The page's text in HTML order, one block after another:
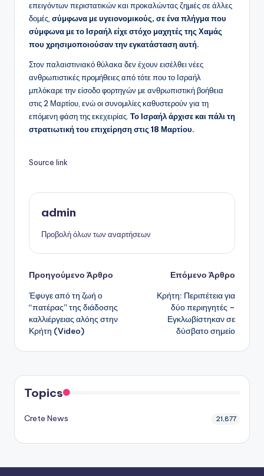
επειγόντων περιστατικών και προκαλώντας ζημιές σε άλλες
δομές, σύμφωνα με υγειονομικούς, σε ένα πλήγμα που
σύμφωνα με το Ισραήλ είχε στόχο μαχητές της Χαμάς
που χρησιμοποιούσαν την εγκατάσταση αυτή.
Στον παλαιστινιακό θύλακα δεν έχουν εισέλθει νέες
ανθρωπιστικές προμήθειες από τότε που το Ισραήλ
μπλόκαρε την είσοδο φορτηγών με ανθρωπιστική βοήθεια
στις 2 Μαρτίου, ενώ οι συνομιλίες καθυστερούν για τη
επόμενη φάση της εκεχειρίας. Το Ισραήλ άρχισε και πάλι τη
στρατιωτική του επιχείρηση στις 18 Μαρτίου.
Source link
admin
Προβολή όλων των αναρτήσεων
Πλοήγηση
δημοσιεύσεων
Προηγούμενο Άρθρο
Έφυγε από τη ζωή ο
“πατέρας” της διάδοσης
καλλιέργειας αλόης στην
Κρήτη (Video)
Επόμενο Άρθρο
Κρήτη: Περιπέτεια για
δύο περιηγητές –
Εγκλωβίστηκαν σε
δύσβατο σημείο
Topics
Crete News 21,877